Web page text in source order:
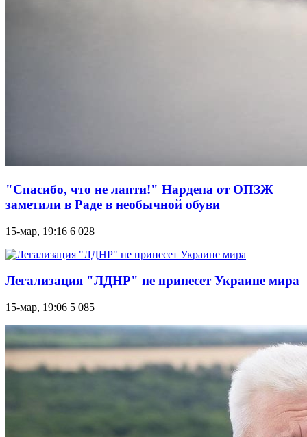
"Спасибо, что не лапти!" Нардепа от ОПЗЖ
заметили в Раде в необычной обуви
15-мар, 19:16 6 028
Легализация "ЛДНР" не принесет Украине мира
15-мар, 19:06 5 085